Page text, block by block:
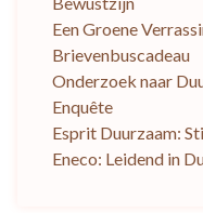
Een Groene
Brievenbuscadeau
Onderzoek naar
Enquête
Esprit Duurzaam:
Eneco: Leidend in